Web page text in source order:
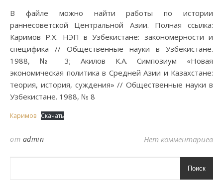
В файле можно найти работы по истории
раннесоветской Центральной Азии. Полная ссылка:
Каримов Р.Х. НЭП в Узбекистане: закономерности и
специфика // Общественные науки в Узбекистане.
1988, № 3; Акилов К.А. Симпозиум «Новая
экономическая политика в Средней Азии и Казахстане:
теория, история, суждения» // Общественные науки в
Узбекистане. 1988, № 8
Каримов Скачать
от admin Нет комментариев
Поиск